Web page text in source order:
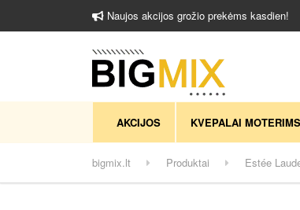
Naujos akcijos grožio prekėms kasdien!
AKCIJOS KVEPALAI MOTERIMS
bigmix.lt Produktai Estée